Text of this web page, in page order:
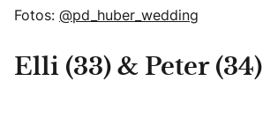
Fotos: @pd_huber_wedding
Elli (33) & Peter (34)